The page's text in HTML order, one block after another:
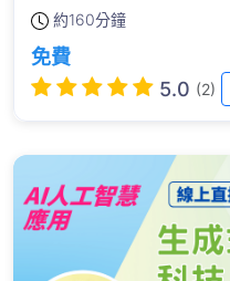
約160分鐘
免費
5.0 (2)